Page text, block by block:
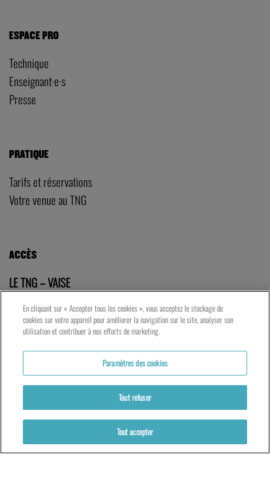
Technique
Enseignant·e·s
Presse
Tarifs et réservations
Votre venue au TNG
LE TNG – VAISE
23 rue de Bourgogne – Lyon 9ème
LES ATELIERS – PRESQU’ÎLE
5 rue du Petit David – Lyon 2ème
En cliquant sur « Accepter tous les cookies », vous acceptez le stockage de
cookies sur votre appareil pour améliorer la navigation sur le site, analyser son
utilisation et contribuer à nos efforts de marketing.
Paramètres des cookies
Tout refuser
Tout accepter